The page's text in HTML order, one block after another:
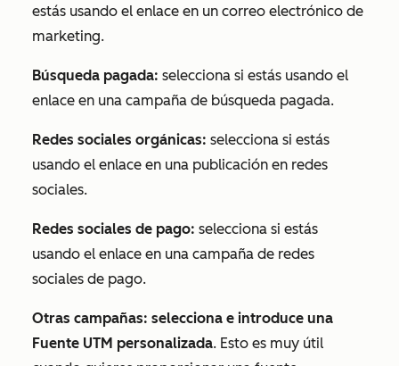
estás usando el enlace en un correo electrónico de
marketing.
Búsqueda pagada: selecciona si estás usando el
enlace en una campaña de búsqueda pagada.
Redes sociales orgánicas: selecciona si estás
usando el enlace en una publicación en redes
sociales.
Redes sociales de pago: selecciona si estás
usando el enlace en una campaña de redes
sociales de pago.
Otras campañas: selecciona e introduce una
Fuente UTM personalizada. Esto es muy útil